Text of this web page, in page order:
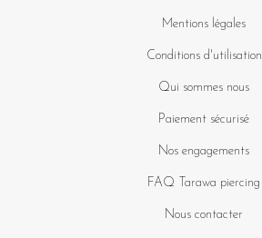
Mentions légales
Conditions d'utilisation
Qui sommes nous
Paiement sécurisé
Nos engagements
FAQ Tarawa piercing
Nous contacter